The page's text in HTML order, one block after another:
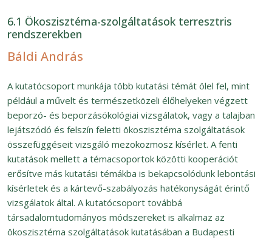
6.1 Ökoszisztéma-szolgáltatások terresztris
rendszerekben
Báldi András
A kutatócsoport munkája több kutatási témát ölel fel, mint
például a művelt és természetközeli élőhelyeken végzett
beporzó- és beporzásökológiai vizsgálatok, vagy a talajban
lejátszódó és felszín feletti ökoszisztéma szolgáltatások
összefüggéseit vizsgáló mezokozmosz kísérlet. A fenti
kutatások mellett a témacsoportok közötti kooperációt
erősítve más kutatási témákba is bekapcsolódunk lebontási
kísérletek és a kártevő-szabályozás hatékonyságát érintő
vizsgálatok által. A kutatócsoport továbbá
társadalomtudományos módszereket is alkalmaz az
ökoszisztéma szolgáltatások kutatásában a Budapesti